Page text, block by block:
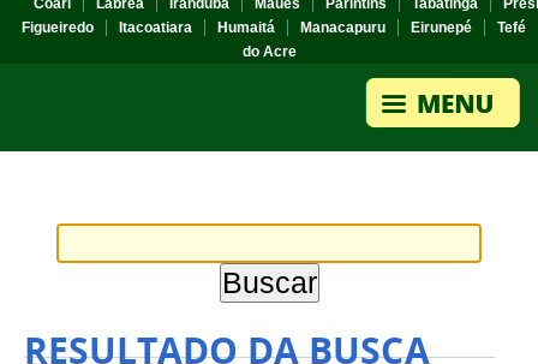
Coari
Lábrea Iranduba Maués Parintins Tabatinga
Figueiredo
Itacoatiara Humaitá Manacapuru Eirunepé
Tefé
do Acre
RESULTADO DA BUSCA